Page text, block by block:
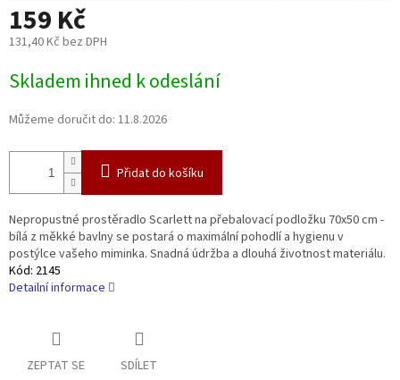
159 Kč
131,40 Kč bez DPH
cena:
Skladem ihned k odeslání
Můžeme doručit do: 11.8.2026
Přidat do košíku
Nepropustné prostěradlo Scarlett na přebalovací podložku 70x50 cm -
bílá z měkké bavlny se postará o maximální pohodlí a hygienu v
postýlce vašeho miminka. Snadná údržba a dlouhá životnost materiálu.
Kód: 2145
Detailní informace
ZEPTAT SE SDÍLET